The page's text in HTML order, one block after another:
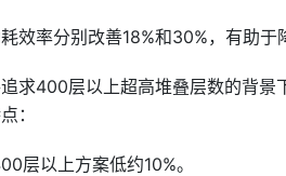
效率分别改善18%和30%，有助
求400层以上超高堆叠层数的背
：
层以上方案低约10%。